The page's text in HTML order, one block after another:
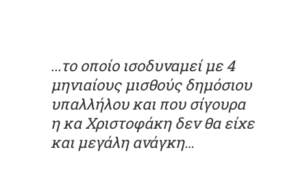
...το οποίο ισοδυναμεί με 4
μηνιαίους μισθούς δημόσιου
υπαλλήλου και που σίγουρα
η κα Χριστοφάκη δεν θα είχε
και μεγάλη ανάγκη…